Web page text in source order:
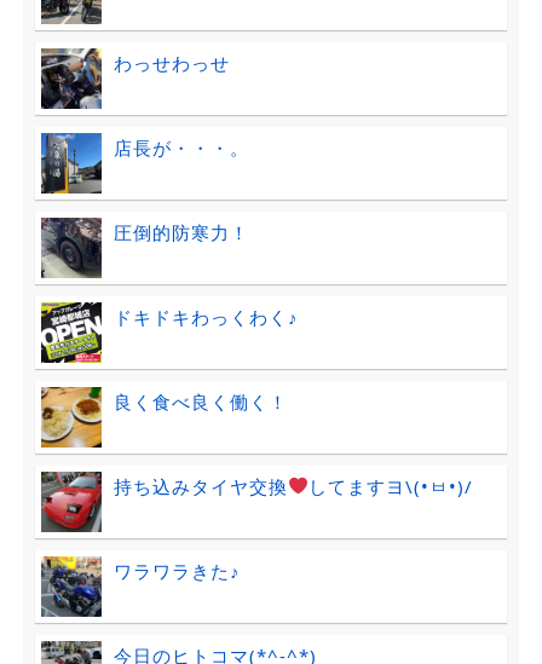
わっせわっせ
店長が・・・。
圧倒的防寒力！
ドキドキわっくわく♪
良く食べ良く働く！
持ち込みタイヤ交換 してますヨ\(•ㅂ•)/
ワラワラきた♪
今日のヒトコマ(*^-^*)